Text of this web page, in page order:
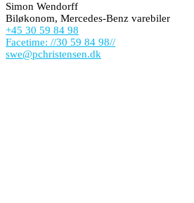
Simon Wendorff
Biløkonom, Mercedes-Benz varebiler
+45 30 59 84 98
Facetime: //30 59 84 98//
swe@pchristensen.dk